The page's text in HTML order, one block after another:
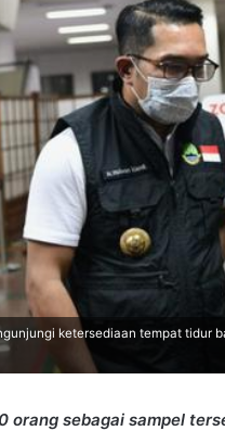
ketersediaan tempat tidur
orang sebagai sampel